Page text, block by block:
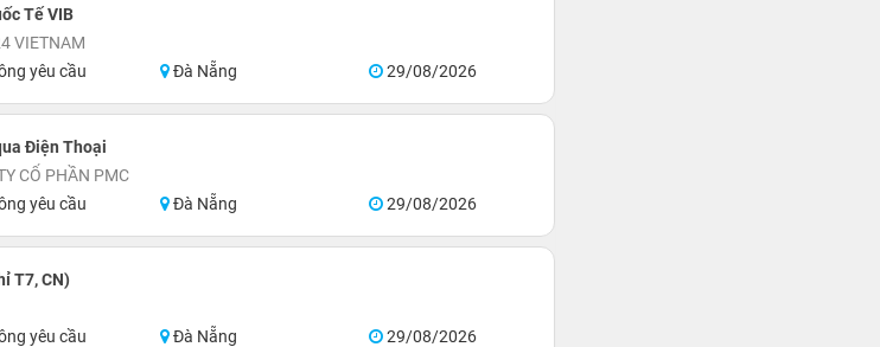
Tế VIB
VIETNAM
yêu cầu Đà Nẵng 29/08/2026
Điện Thoại
CỔ PHẦN PMC
yêu cầu Đà Nẵng 29/08/2026
T7, CN)
yêu cầu Đà Nẵng 29/08/2026